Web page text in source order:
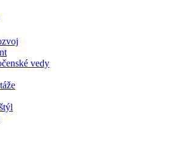
vedy